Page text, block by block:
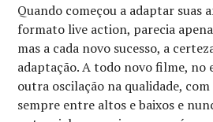
Quando começou a adaptar suas
formato live action, parecia
mas a cada novo sucesso, a
adaptação. A todo novo filme,
outra oscilação na qualidade,
sempre entre altos e baixos e